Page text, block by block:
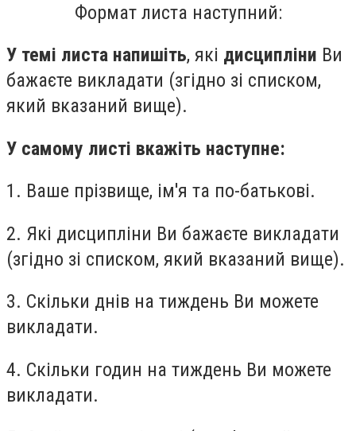
Формат листа наступний:
У темі листа напишіть, які дисципліни Ви
бажаєте викладати (згідно зі списком,
який вказаний вище).
У самому листі вкажіть наступне:
1. Ваше прізвище, ім'я та по-батькові.
2. Які дисципліни Ви бажаєте викладати
(згідно зі списком, який вказаний вище).
3. Скільки днів на тиждень Ви можете
викладати.
4. Скільки годин на тиждень Ви можете
викладати.